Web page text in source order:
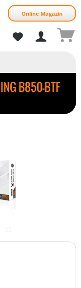
Online Magazin
B850-BTF